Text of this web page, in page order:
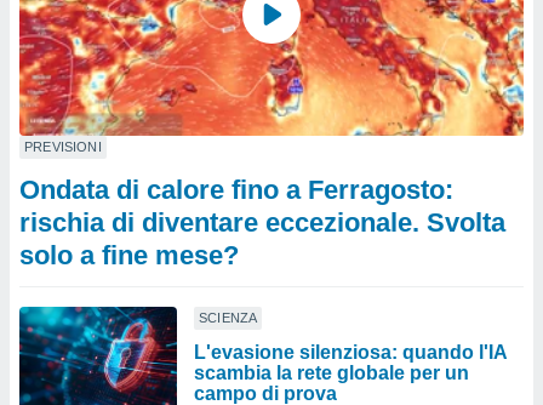
PREVISIONI
Ondata di calore fino a Ferragosto:
rischia di diventare eccezionale. Svolta
solo a fine mese?
SCIENZA
L'evasione silenziosa: quando l'IA
scambia la rete globale per un
campo di prova